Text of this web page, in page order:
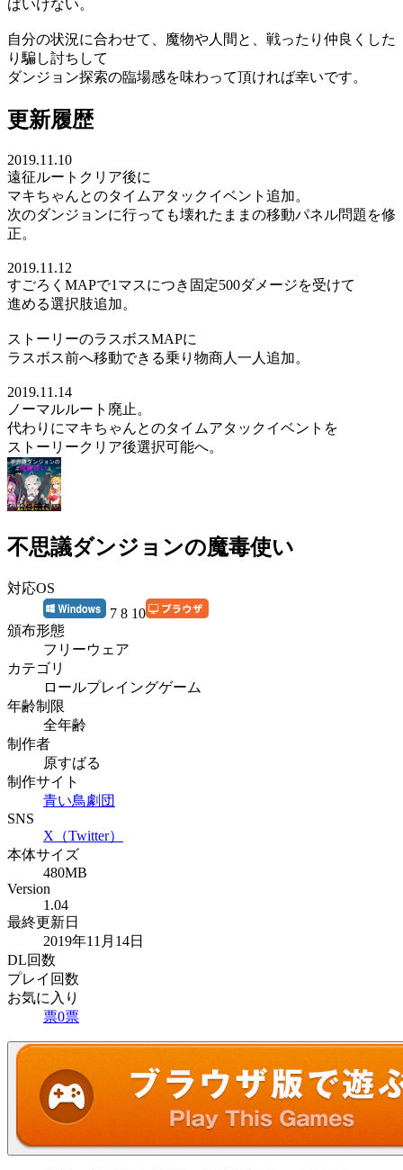
ばいけない。
自分の状況に合わせて、魔物や人間と、戦ったり仲良くした
り騙し討ちして
ダンジョン探索の臨場感を味わって頂ければ幸いです。
更新履歴
2019.11.10
遠征ルートクリア後に
マキちゃんとのタイムアタックイベント追加。
次のダンジョンに行っても壊れたままの移動パネル問題を修
正。
2019.11.12
すごろくMAPで1マスにつき固定500ダメージを受けて
進める選択肢追加。
ストーリーのラスボスMAPに
ラスボス前へ移動できる乗り物商人一人追加。
2019.11.14
ノーマルルート廃止。
代わりにマキちゃんとのタイムアタックイベントを
ストーリークリア後選択可能へ。
不思議ダンジョンの魔毒使い
対応OS
7 8 10
頒布形態
フリーウェア
カテゴリ
ロールプレイングゲーム
年齢制限
全年齢
制作者
原すばる
制作サイト
青い鳥劇団
SNS
X（Twitter）
本体サイズ
480MB
Version
1.04
最終更新日
2019年11月14日
DL回数
プレイ回数
お気に入り
票0票